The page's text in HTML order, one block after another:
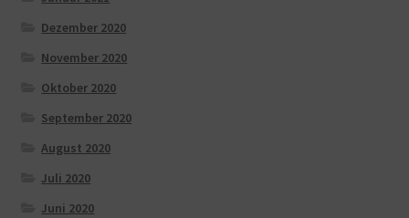
Dezember 2020
November 2020
Oktober 2020
September 2020
August 2020
Juli 2020
Juni 2020